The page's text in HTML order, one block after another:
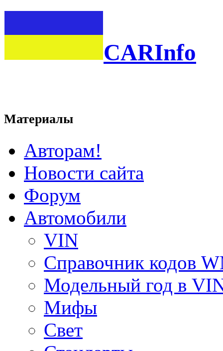
CARInfo
Материалы
Авторам!
Новости сайта
Форум
Автомобили
VIN
Справочник кодов
Модельный год в
Мифы
Свет